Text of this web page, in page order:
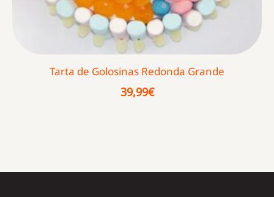
Tarta de Golosinas Redonda Grande
39,99€